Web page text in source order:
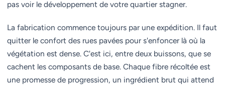
pas voir le développement de votre quartier stagner.
La fabrication commence toujours par une expédition. Il faut
quitter le confort des rues pavées pour s'enfoncer là où la
végétation est dense. C'est ici, entre deux buissons, que se
cachent les composants de base. Chaque fibre récoltée est
une promesse de progression, un ingrédient brut qui attend